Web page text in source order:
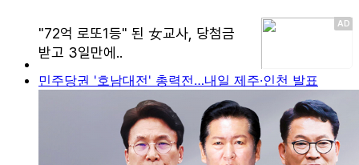
민주당권 '호남대전' 총력전…내일 제주·인천 발표